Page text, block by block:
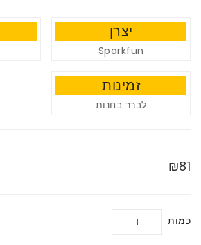
יצרן
Sparkfun
זמינות
לברר בחנות
₪81
כמות